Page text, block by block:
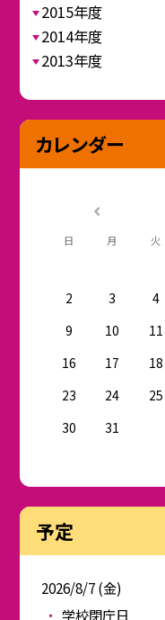
2015年度
2014年度
2013年度
カレンダー
日 月 火
2
3 4
9
10 11
16
17 18
23
24 25
30
31
予定
2026/8/7 (金)
学校閉庁日